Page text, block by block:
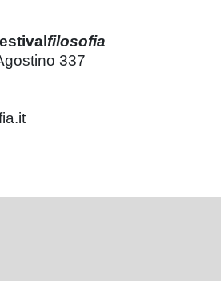
filosofia
337